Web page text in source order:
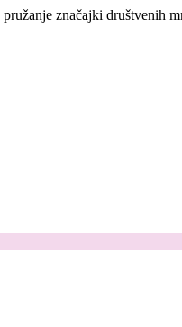
značajki društvenih